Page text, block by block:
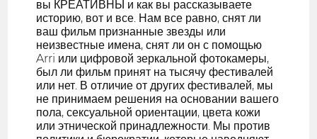
вы КРЕАТИВНЫ и как вы рассказываете
историю, вот и все. Нам все равно, снят ли
ваш фильм признанные звезды или
неизвестные имена, снят ли он с помощью
Arri или цифровой зеркальной фотокамеры,
был ли фильм принят на тысячу фестивалей
или нет. В отличие от других фестивалей, мы
не принимаем решения на основании вашего
пола, сексуальной ориентации, цвета кожи
или этнической принадлежности. Мы против